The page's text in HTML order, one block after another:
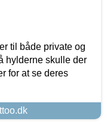
til både private og
hylderne skulle der
for at se deres